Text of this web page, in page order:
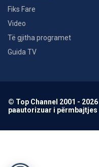
Fiks Fare
Video
Të gjitha programet
Guida TV
© Top Channel 2001 -
paautorizuar i përmbajtjes